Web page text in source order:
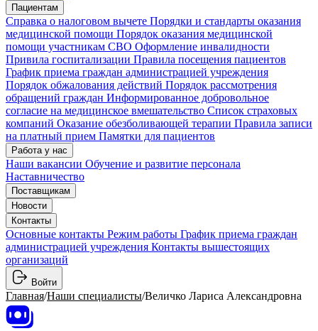
Пациентам
Справка о налоговом вычете Порядки и стандарты оказания
медицинской помощи Порядок оказания медицинской
помощи участникам СВО Оформление инвалидности
Привила госпитализации Правила посещения пациентов
График приема граждан администрацией учреждения
Порядок обжалования действий Порядок рассмотрения
обращений граждан Информированное добровольное
согласие на медицинское вмешательство Список страховых
компаний Оказание обезболивающей терапии Правила записи
на платный прием Памятки для пациентов
Работа у нас
Наши вакансии Обучение и развитие персонала
Наставничество
Поставщикам
Новости
Контакты
Основные контакты Режим работы График приема граждан
администрацией учреждения Контакты вышестоящих
организаций
Войти
Главная/Наши специалисты/Величко Лариса Александровна